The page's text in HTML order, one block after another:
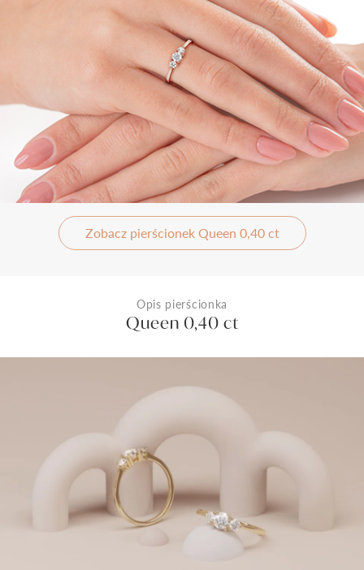
Zobacz pierścionek Queen 0,40 ct
Opis pierścionka
Queen 0,40 ct